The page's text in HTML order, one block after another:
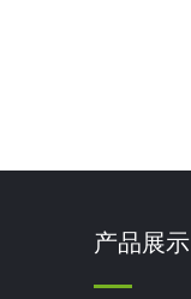
产品展示